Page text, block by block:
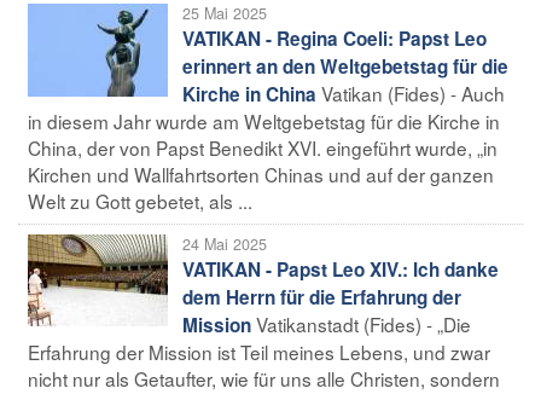
25 Mai 2025
VATIKAN - Regina Coeli: Papst Leo
erinnert an den Weltgebetstag für die
Kirche in China Vatikan (Fides) - Auch
in diesem Jahr wurde am Weltgebetstag für die Kirche in
China, der von Papst Benedikt XVI. eingeführt wurde, „in
Kirchen und Wallfahrtsorten Chinas und auf der ganzen
Welt zu Gott gebetet, als ...
24 Mai 2025
VATIKAN - Papst Leo XIV.: Ich danke
dem Herrn für die Erfahrung der
MissionVatikanstadt (Fides) - „Die
Erfahrung der Mission ist Teil meines Lebens, und zwar
nicht nur als Getaufter, wie für uns alle Christen, sondern